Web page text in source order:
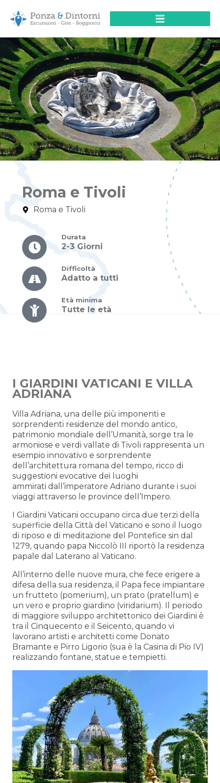
Roma e Tivoli
Roma e Tivoli
Durata
2-3 Giorni
Difficoltà
Adatto a tutti
Età minima
Tutte le età
I GIARDINI VATICANI E VILLA
ADRIANA
Villa Adriana, una delle più imponenti e
sorprendenti residenze del mondo antico,
patrimonio mondiale dell’Umanità, sorge tra le
armoniose e verdi vallate di Tivoli rappresenta un
esempio innovativo e sorprendente
dell’architettura romana del tempo, ricco di
suggestioni evocative dei luoghi
ammirati dall’imperatore Adriano durante i suoi
viaggi attraverso le province dell’Impero.
I Giardini Vaticani occupano circa due terzi della
superficie della Città del Vaticano e sono il luogo
di riposo e di meditazione del Pontefice sin dal
1279, quando papa Niccolò III riportò la residenza
papale dal Laterano al Vaticano.
All’interno delle nuove mura, che fece erigere a
difesa della sua residenza, il Papa fece impiantare
un frutteto (pomerium), un prato (pratellum) e
un vero e proprio giardino (viridarium). Il periodo
di maggiore sviluppo architettonico dei Giardini è
tra il Cinquecento e il Seicento, quando vi
lavorano artisti e architetti come Donato
Bramante e Pirro Ligorio (sua è la Casina di Pio IV)
realizzando fontane, statue e tempietti.